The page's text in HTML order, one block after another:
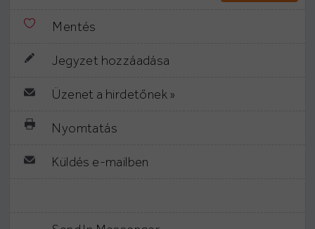
Mentés
Jegyzet hozzáadása
Üzenet a hirdetőnek »
Nyomtatás
Küldés e-mailben